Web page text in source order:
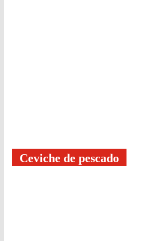
Ceviche de pescado